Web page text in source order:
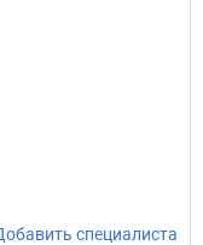
специалиста